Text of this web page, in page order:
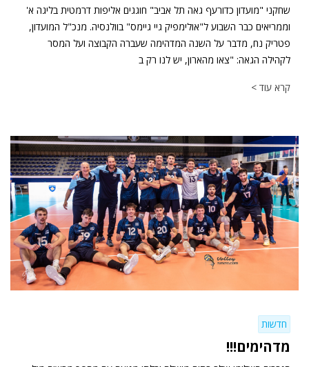
שחקני "מועדון כדורעף גאה תל אביב" חוגגים אליפות דרמטית בליגה א'
וממריאים כבר השבוע ל"אולימפיק גיי גיימס" בוולנסיה. מנכ"ל המועדון,
פטריק נח, מדבר על השנה המדהימה שעברה הקבוצה ועל המסר
לקהילה הגאה: "צאו מהארון, יש לנו רק ב
קרא עוד >
חדשות
מדהימים!!!